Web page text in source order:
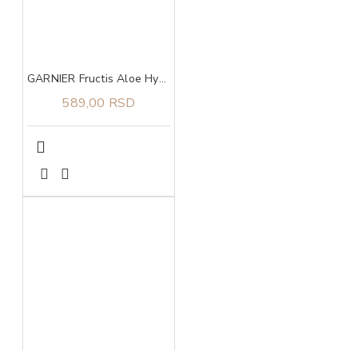
GARNIER Fructis Aloe Hydra Bomb šampon 400ml
589,00 RSD